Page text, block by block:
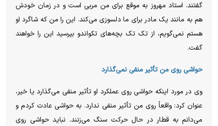
گفتند. استاد مهروز به موقع برای من مربی است و در زمان خودش
هم به مانند یک مادر برای ما دلسوزی می‌کند. این را من که شاگرد او
هستم نمی‌گویم، از تک تک بچه‌های تکواندو بپرسید این را خواهند
گفت.
حواشی روی من تأثیر منفی نمی‌گذارد
وی در مورد اینکه حواشی روی عملکرد او تأثیر منفی می‌گذارد یا خیر،
عنوان کرد: واقعاً روی من تأثیر منفی ندارد. به حواشی عادت کردم و
می‌دانم به قطار در حال حرکت سنگ می‌زنند. نباید حواشی روی